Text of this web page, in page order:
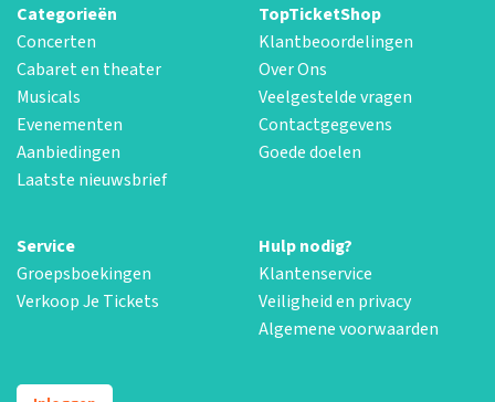
Categorieën
Concerten
Cabaret en theater
Musicals
Evenementen
Aanbiedingen
Laatste nieuwsbrief
TopTicketShop
Klantbeoordelingen
Over Ons
Veelgestelde vragen
Contactgegevens
Goede doelen
Service
Groepsboekingen
Verkoop Je Tickets
Hulp nodig?
Klantenservice
Veiligheid en privacy
Algemene voorwaarden